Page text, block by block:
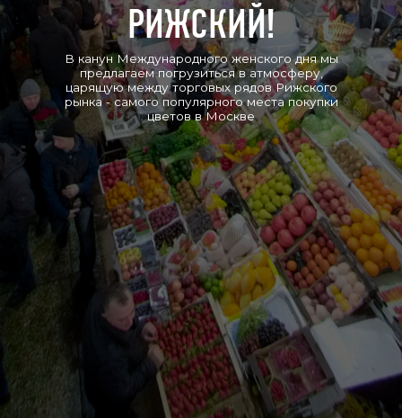
РИЖСКИЙ!
В канун Международного женского дня мы
предлагаем погрузиться в атмосферу,
царящую между торговых рядов Рижского
рынка - самого популярного места покупки
цветов в Москве
0:00 0:00